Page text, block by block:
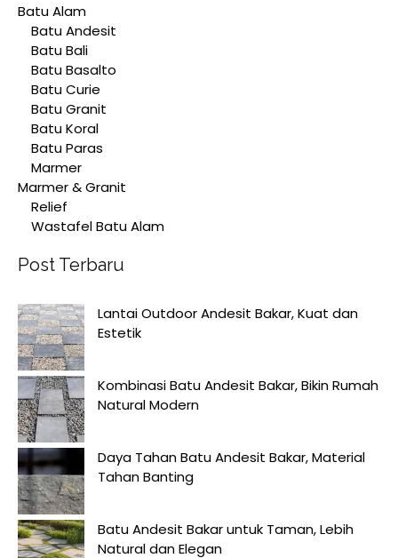
Batu Alam
Batu Andesit
Batu Bali
Batu Basalto
Batu Curie
Batu Granit
Batu Koral
Batu Paras
Marmer
Marmer & Granit
Relief
Wastafel Batu Alam
Post Terbaru
Lantai Outdoor Andesit Bakar, Kuat dan
Estetik
Kombinasi Batu Andesit Bakar, Bikin Rumah
Natural Modern
Daya Tahan Batu Andesit Bakar, Material
Tahan Banting
Batu Andesit Bakar untuk Taman, Lebih
Natural dan Elegan